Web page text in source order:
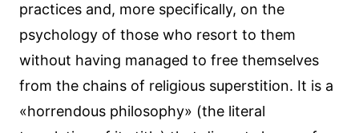
practices and, more specifically, on the
psychology of those who resort to them
without having managed to free themselves
from the chains of religious superstition. It is a
«horrendous philosophy» (the literal